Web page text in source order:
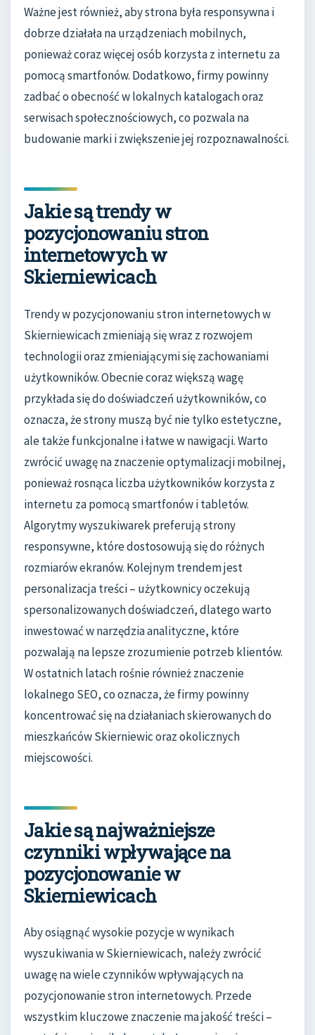
Ważne jest również, aby strona była responsywna i
dobrze działała na urządzeniach mobilnych,
ponieważ coraz więcej osób korzysta z internetu za
pomocą smartfonów. Dodatkowo, firmy powinny
zadbać o obecność w lokalnych katalogach oraz
serwisach społecznościowych, co pozwala na
budowanie marki i zwiększenie jej rozpoznawalności.
Jakie są trendy w
pozycjonowaniu stron
internetowych w
Skierniewicach
Trendy w pozycjonowaniu stron internetowych w
Skierniewicach zmieniają się wraz z rozwojem
technologii oraz zmieniającymi się zachowaniami
użytkowników. Obecnie coraz większą wagę
przykłada się do doświadczeń użytkowników, co
oznacza, że strony muszą być nie tylko estetyczne,
ale także funkcjonalne i łatwe w nawigacji. Warto
zwrócić uwagę na znaczenie optymalizacji mobilnej,
ponieważ rosnąca liczba użytkowników korzysta z
internetu za pomocą smartfonów i tabletów.
Algorytmy wyszukiwarek preferują strony
responsywne, które dostosowują się do różnych
rozmiarów ekranów. Kolejnym trendem jest
personalizacja treści – użytkownicy oczekują
spersonalizowanych doświadczeń, dlatego warto
inwestować w narzędzia analityczne, które
pozwalają na lepsze zrozumienie potrzeb klientów.
W ostatnich latach rośnie również znaczenie
lokalnego SEO, co oznacza, że firmy powinny
koncentrować się na działaniach skierowanych do
mieszkańców Skierniewic oraz okolicznych
miejscowości.
Jakie są najważniejsze
czynniki wpływające na
pozycjonowanie w
Skierniewicach
Aby osiągnąć wysokie pozycje w wynikach
wyszukiwania w Skierniewicach, należy zwrócić
uwagę na wiele czynników wpływających na
pozycjonowanie stron internetowych. Przede
wszystkim kluczowe znaczenie ma jakość treści –